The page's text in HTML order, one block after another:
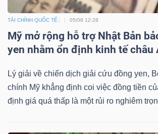
TÀI CHÍNH QUỐC TẾ 05/08 12:28
Mỹ mở rộng hỗ trợ Nhật Bản
yen nhằm ổn định kinh tế châu
Lý giải về chiến dịch giải cứu đồng yen,
chính Mỹ khẳng định coi việc đồng tiền
định giá quá thấp là một rủi ro nghiêm
Truyền
thông
tài